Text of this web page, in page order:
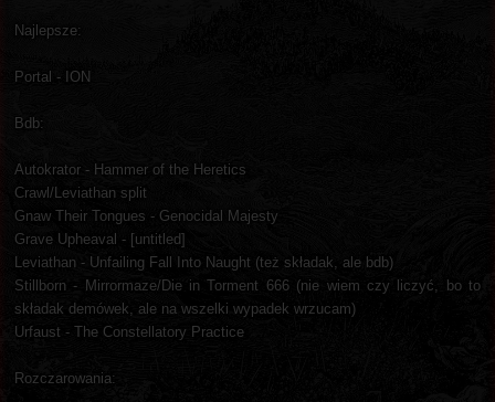
Najlepsze:
Portal - ION
Bdb:
Autokrator - Hammer of the Heretics
Crawl/Leviathan split
Gnaw Their Tongues - Genocidal Majesty
Grave Upheaval - [untitled]
Leviathan - Unfailing Fall Into Naught (też składak, ale bdb)
Stillborn - Mirrormaze/Die in Torment 666 (nie wiem czy liczyć, bo to
składak demówek, ale na wszelki wypadek wrzucam)
Urfaust - The Constellatory Practice
Rozczarowania: